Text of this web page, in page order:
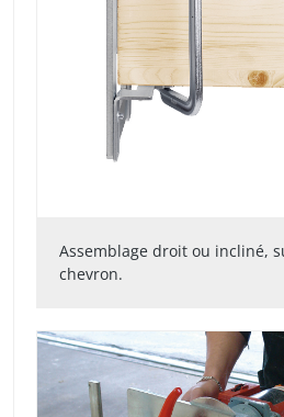
Assemblage droit ou incliné,
chevron.